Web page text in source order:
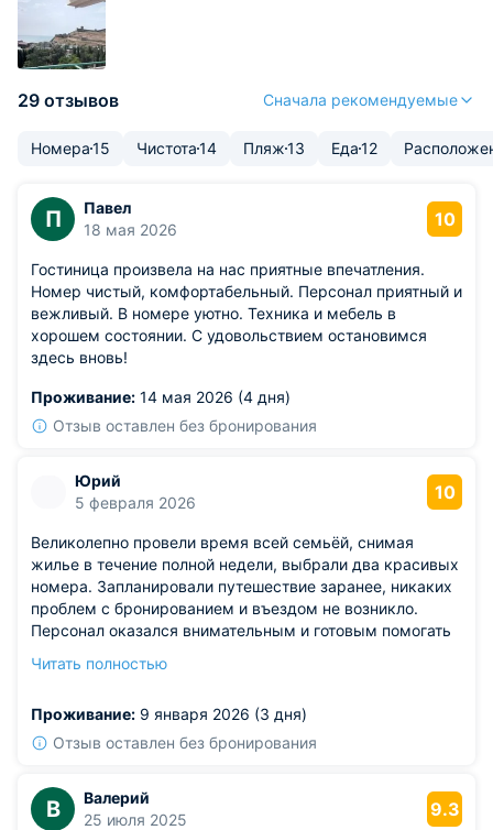
29 отзывов Сначала рекомендуемые
Номера15 Чистота14 Пляж13 Еда12
П
Павел
18 мая 2026
10
Гостиница произвела на нас приятные впечатления.
Номер чистый, комфортабельный. Персонал приятный и
вежливый. В номере уютно. Техника и мебель в
хорошем состоянии. С удовольствием остановимся
здесь вновь!
Проживание: 14 мая 2026 (4 дня)
Отзыв оставлен без бронирования
Юрий
5 февраля 2026
10
Великолепно провели время всей семьёй, снимая
жилье в течение полной недели, выбрали два красивых
номера. Запланировали путешествие заранее, никаких
проблем с бронированием и въездом не возникло.
Персонал оказался внимательным и готовым помогать
жилище устраивает всем параметрам. Номера
вкусом. Отличное расположение гостиницы
гарантирует интересный досуг. Решили посоветовать
направляем руководству и служащим.
Читать полностью
Проживание: 9 января 2026 (3 дня)
Отзыв оставлен без бронирования
В
Валерий
25 июля 2025
9.3